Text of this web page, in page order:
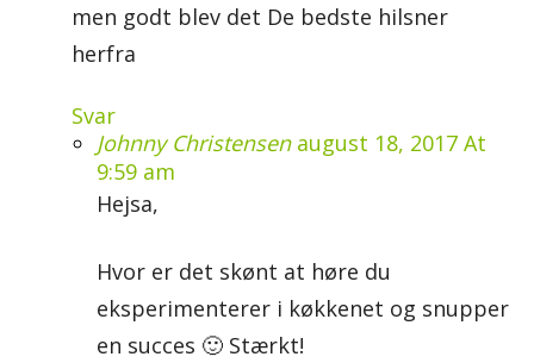
men godt blev det De bedste hilsner
herfra
Svar
Johnny Christensen august 18, 2017 At
9:59 am
Hejsa,
Hvor er det skønt at høre du
eksperimenterer i køkkenet og snupper
en succes 🙂 Stærkt!